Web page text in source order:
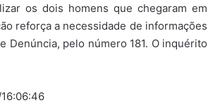
os dois homens que chegaram em
reforça a necessidade de informações
Denúncia, pelo número 181. O inquérito